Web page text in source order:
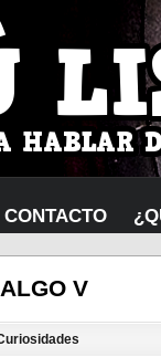
CONTACTO
V